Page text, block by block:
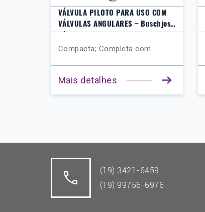
VÁLVULA PILOTO PARA USO COM
VÁLVULAS ANGULARES – Buschjost
Série 84660
Compacta; Completa com...
Mais detalhes
(19) 3421-6459
(19) 99756-6976